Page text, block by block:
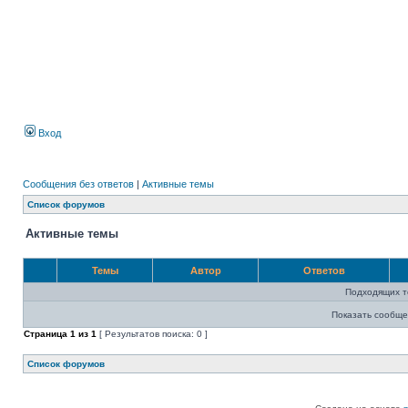
Вход
Сообщения без ответов | Активные темы
Список форумов
Активные темы
Темы Автор Ответов
Подходящих
Показать
Страница 1 из 1 [ Результатов поиска: 0 ]
Список форумов